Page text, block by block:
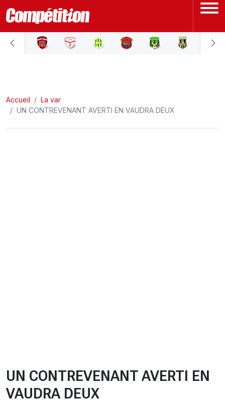
ACCUEIL
LIGUE 2
Accueil
La var
UN CONTREVENANT AVERTI EN VAUDRA DEUX
UN CONTREVENANT AVERTI EN
VAUDRA DEUX